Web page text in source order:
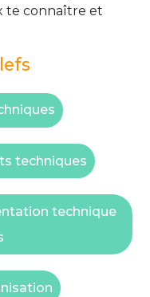
te connaître et
techniques
technique